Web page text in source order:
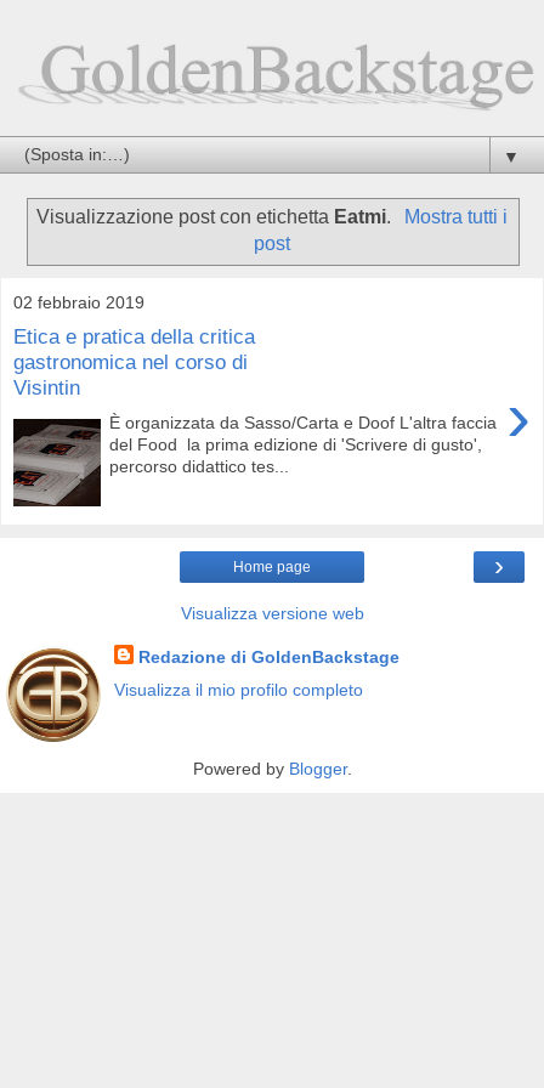
▼
Visualizzazione post con etichetta Eatmi.
Mostra tutti i
post
02 febbraio 2019
Etica e pratica della critica
gastronomica nel corso di
Visintin
›
È organizzata da Sasso/Carta e Doof L'altra faccia
del Food la prima edizione di 'Scrivere di gusto',
percorso didattico tes...
›
Home page
Visualizza versione web
Redazione di GoldenBackstage
Visualizza il mio profilo completo
Powered by Blogger.